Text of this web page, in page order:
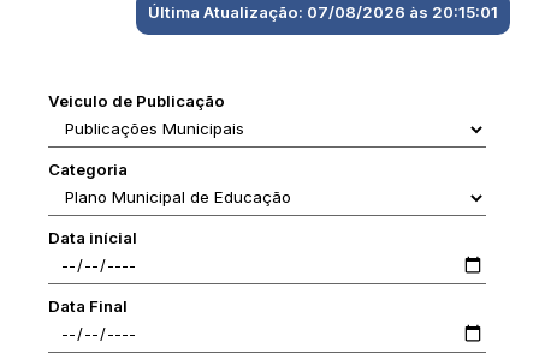
Última Atualização: 07/08/2026 às 20:15:01
Veiculo de Publicação
Categoria
Data inícial
Data Final